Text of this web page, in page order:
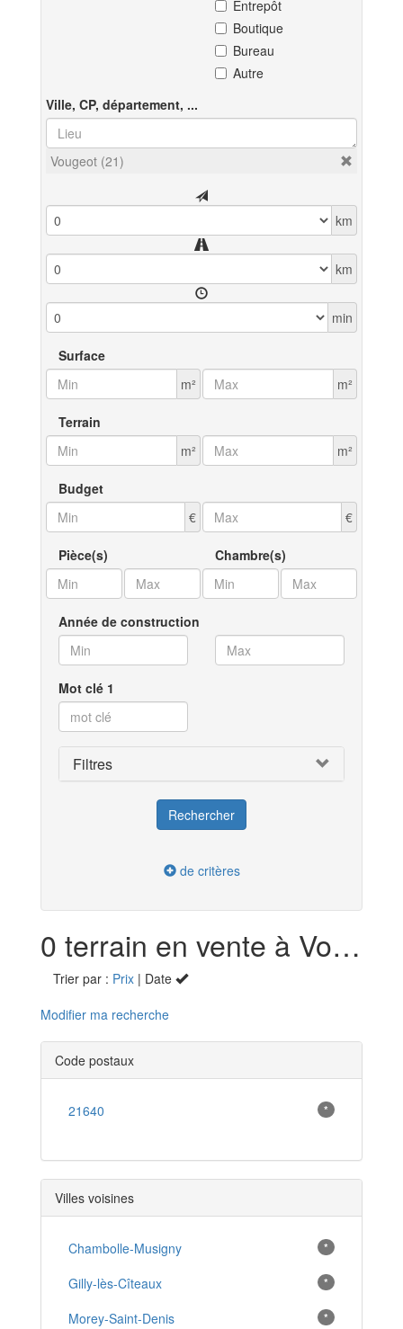
Entrepôt
Boutique
Bureau
Autre
Ville, CP, département, ...
Vougeot (21)
km
km
min
Surface
m²
m²
Terrain
m²
m²
Budget
€
€
Pièce(s) Chambre(s)
Année de construction
Mot clé 1
Filtres
de critères
0 terrain en vente à Vougeot (21)
Trier par : Prix | Date
Modifier ma recherche
Code postaux
21640 *
Villes voisines
Chambolle-Musigny *
Gilly-lès-Cîteaux *
Morey-Saint-Denis *